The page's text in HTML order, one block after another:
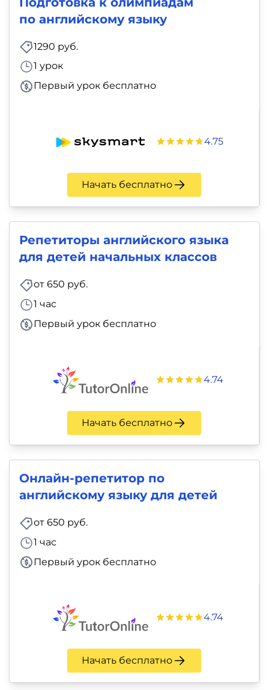
по английскому языку
1290 руб.
1 урок
Первый урок бесплатно
4.75
Начать бесплатно
Репетиторы английского языка
для детей начальных классов
от 650 руб.
1 час
Первый урок бесплатно
4.74
Начать бесплатно
Онлайн-репетитор по
английскому языку для детей
от 650 руб.
1 час
Первый урок бесплатно
4.74
Начать бесплатно